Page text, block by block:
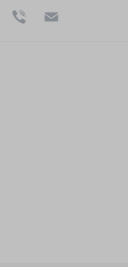
WhatsApp
Viber